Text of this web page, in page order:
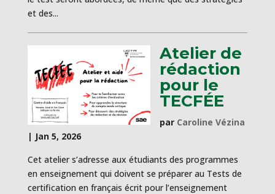
et des...
Atelier de
rédaction
pour le
TECFÉE
par Caroline Vézina
| Jan 5, 2026
Cet atelier s’adresse aux étudiants des programmes
en enseignement qui doivent se préparer au Tests de
certification en français écrit pour l’enseignement